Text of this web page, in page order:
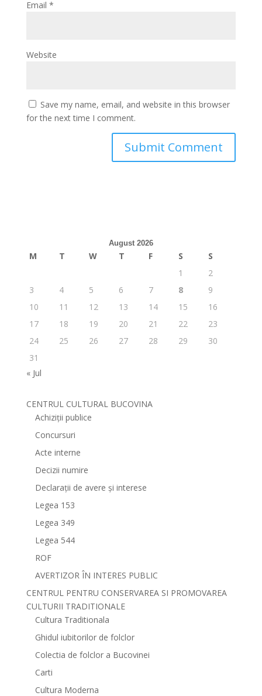
Email *
Website
Save my name, email, and website in this browser
for the next time I comment.
August 2026
M T W T F S
S
1
2
3
4 5 6 7 8
9
10
11 12 13 14 15
16
17
18 19 20 21 22
23
24
25 26 27 28 29
30
31
« Jul
CENTRUL CULTURAL BUCOVINA
Achiziții publice
Concursuri
Acte interne
Decizii numire
Declarații de avere și interese
Legea 153
Legea 349
Legea 544
ROF
AVERTIZOR ÎN INTERES PUBLIC
CENTRUL PENTRU CONSERVAREA SI PROMOVAREA
CULTURII TRADITIONALE
Cultura Traditionala
Ghidul iubitorilor de folclor
Colectia de folclor a Bucovinei
Carti
Cultura Moderna